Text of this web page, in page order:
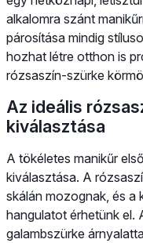
alkalomra szánt
párosítása mindig
hozhat létre otthon is
rózsaszín-szürke
Az ideális
kiválasztása
A tökéletes manikűr
kiválasztása. A
skálán mozognak, és a
hangulatot érhetünk el.
galambszürke